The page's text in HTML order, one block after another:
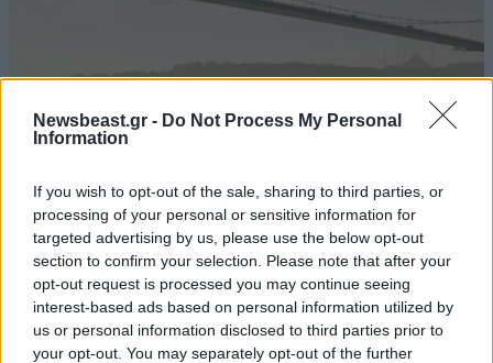
Newsbeast.gr - Do Not Process My Personal
Information
If you wish to opt-out of the sale, sharing to third parties, or
processing of your personal or sensitive information for
targeted advertising by us, please use the below opt-out
section to confirm your selection. Please note that after your
opt-out request is processed you may continue seeing
interest-based ads based on personal information utilized by
us or personal information disclosed to third parties prior to
your opt-out. You may separately opt-out of the further
Η Τουρκία περιορίζει τη διέλευση πλοίων που
εισέρχονται στη Μαύρη Θάλασσα μέσω
Δαρδανελίων